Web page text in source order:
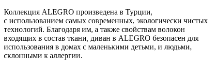
Коллекция ALEGRO произведена в Турции,
с использованием самых современных, экологически чистых
технологий. Благодаря им, а также свойствам волокон
входящих в состав ткани, диван в ALEGRO безопасен для
использования в домах с маленькими детьми, и людьми,
склонными к аллергии.